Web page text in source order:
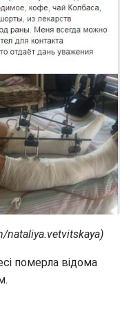
nataliya.vetvitskaya)
померла відома